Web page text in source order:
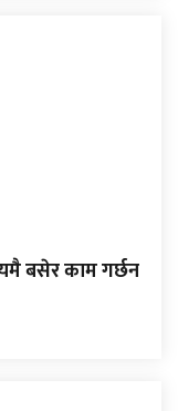
बसेर काम गर्छन